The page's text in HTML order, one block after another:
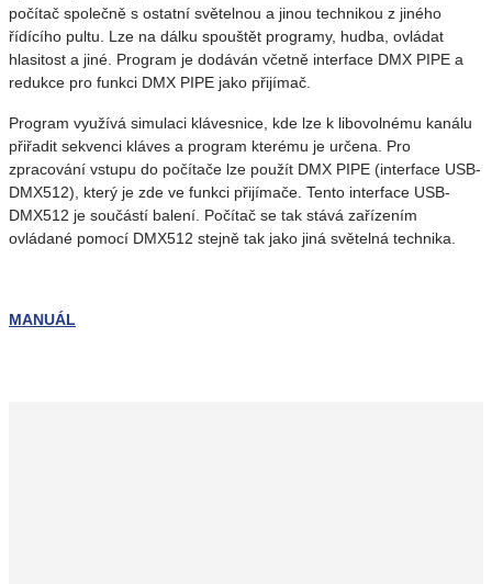
počítač společně s ostatní světelnou a jinou technikou z jiného
řídícího pultu. Lze na dálku spouštět programy, hudba, ovládat
hlasitost a jiné. Program je dodáván včetně interface DMX PIPE a
redukce pro funkci DMX PIPE jako přijímač.
Program využívá simulaci klávesnice, kde lze k libovolnému kanálu
přiřadit sekvenci kláves a program kterému je určena. Pro
zpracování vstupu do počítače lze použít DMX PIPE (interface USB-
DMX512), který je zde ve funkci přijímače. Tento interface USB-
DMX512 je součástí balení. Počítač se tak stává zařízením
ovládané pomocí DMX512 stejně tak jako jiná světelná technika.
MANUÁL